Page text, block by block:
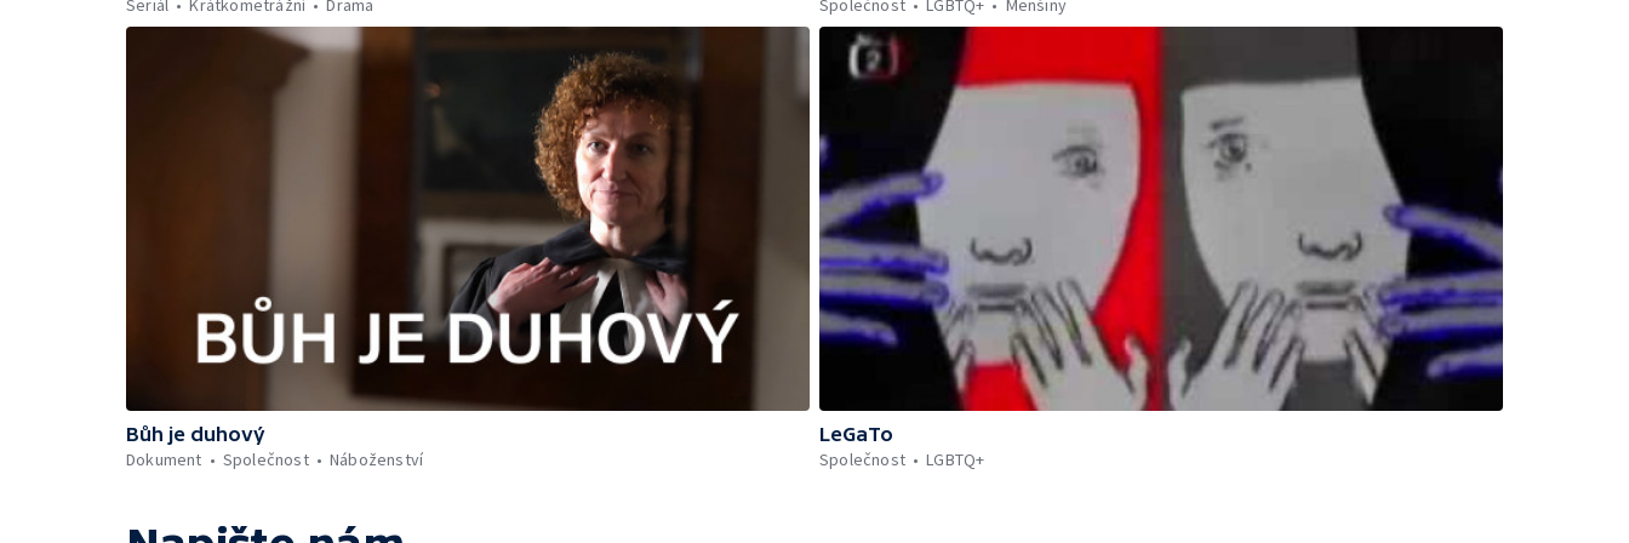
Seriál Krátkometrážní Drama Společnost LGBTQ+ Menšiny
Bůh je duhový
Dokument
Společnost Náboženství
LeGaTo
Společnost
LGBTQ+